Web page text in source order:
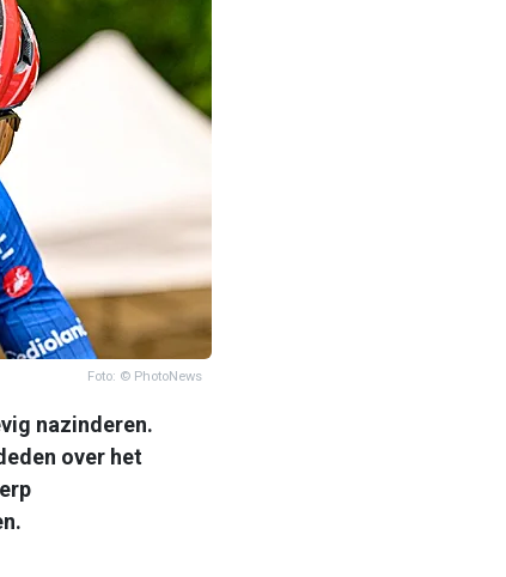
Foto: © PhotoNews
nazinderen.
over het